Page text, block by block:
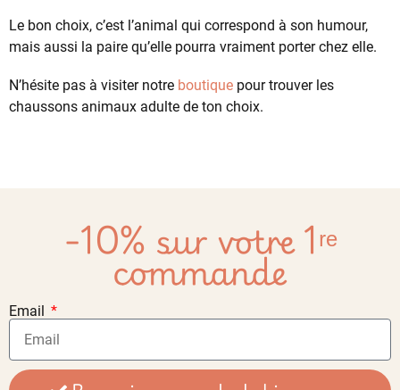
Le bon choix, c’est l’animal qui correspond à son humour,
mais aussi la paire qu’elle pourra vraiment porter chez elle.
N’hésite pas à visiter notre boutique pour trouver les
chaussons animaux adulte de ton choix.
-10% sur votre 1ʳᵉ
commande
Email